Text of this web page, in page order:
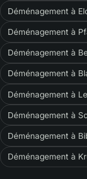
Déménagement à
Déménagement à
Déménagement à
Déménagement à
Déménagement à
Déménagement à
Déménagement à
Déménagement à